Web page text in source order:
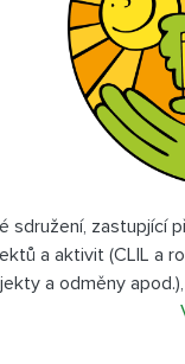
sdružení, zastupjící
a aktivit (CLIL a
a odměny